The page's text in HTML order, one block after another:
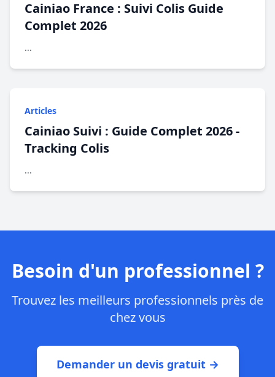
Cainiao France : Suivi Colis Guide
Complet 2026
...
Articles
Cainiao Suivi : Guide Complet 2026 -
Tracking Colis
...
Besoin d'un professionnel ?
Trouvez les meilleurs professionnels près de
chez vous
Demander un devis gratuit →